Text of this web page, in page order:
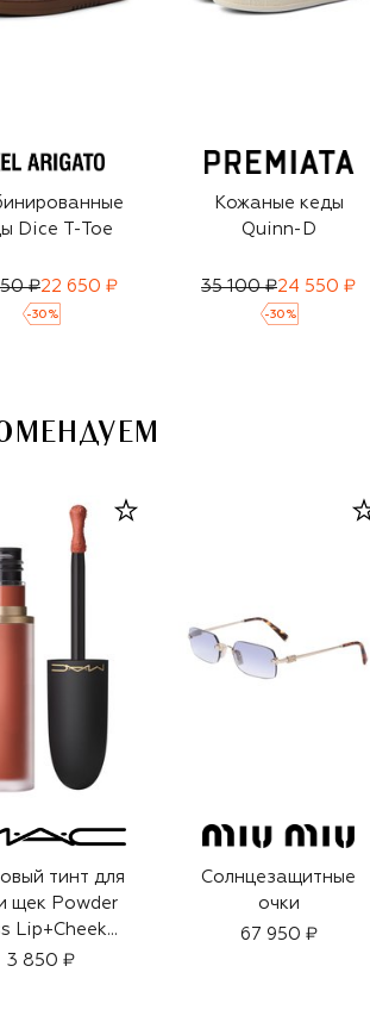
Dice T-Toe
₽22 650 ₽
-30 %
Кожаные кеды
Quinn-D
35 100 ₽24 550 ₽
-30 %
тинт для
щек Powder
Lip+Cheek
оттенок
3 850 ₽
Солнцезащитные
очки
67 950 ₽